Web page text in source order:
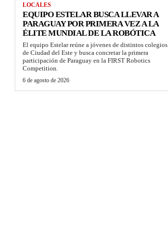
LOCALES
EQUIPO ESTELAR BUSCA LLEVAR A
PARAGUAY POR PRIMERA VEZ A LA
ÉLITE MUNDIAL DE LA ROBÓTICA
El equipo Estelar reúne a jóvenes de distintos colegios
de Ciudad del Este y busca concretar la primera
participación de Paraguay en la FIRST Robotics
Competition.
6 de agosto de 2026